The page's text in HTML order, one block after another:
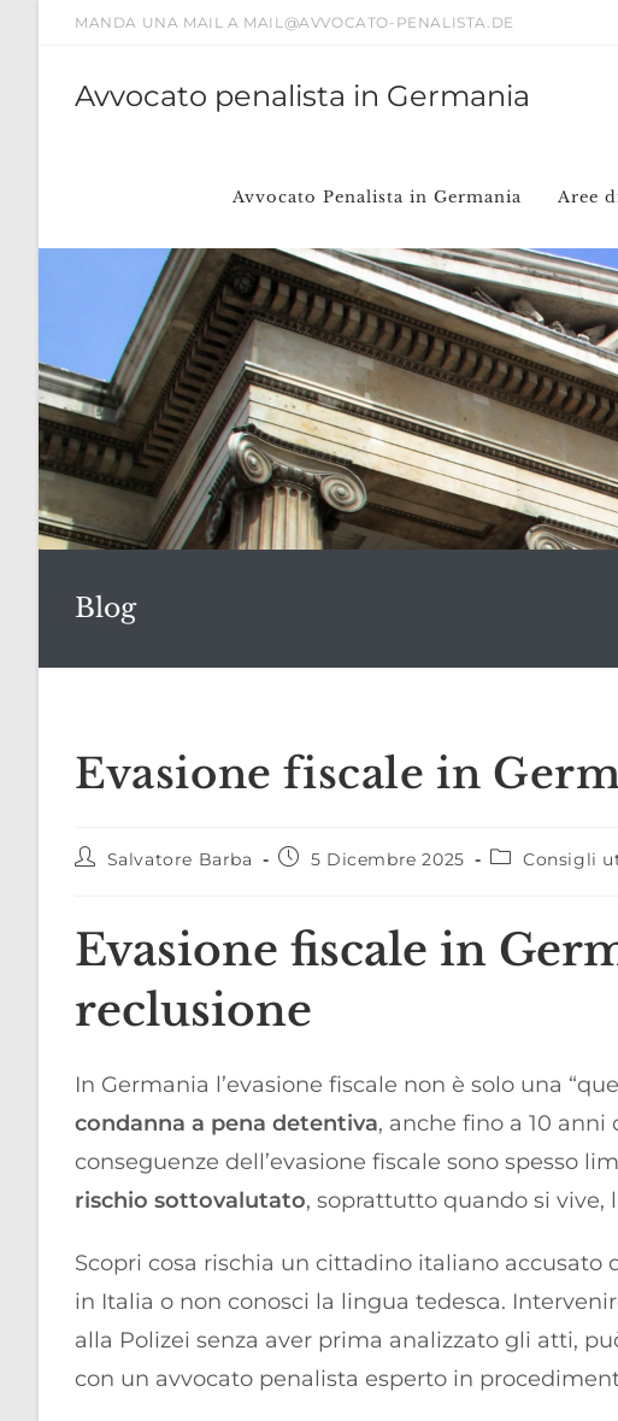
MANDA UNA MAIL A MAIL@AVVOCATO-PENALISTA.DE
Avvocato penalista in Germania
Avvocato Penalista in Germania Aree
Blog
Evasione fiscale in
AutoreSalvatore Barba
Articolo
5 Dicembre 2025
Categoria
Consigli
Evasione fiscale in
reclusione
In Germania l’evasione fiscale non è solo una
condanna a pena detentiva, anche fino a 10
conseguenze dell’evasione fiscale sono spesso
rischio sottovalutato, soprattutto quando si vive,
Scopri cosa rischia un cittadino italiano accusato
in Italia o non conosci la lingua tedesca.
alla Polizei senza aver prima analizzato gli atti,
con un avvocato penalista esperto in